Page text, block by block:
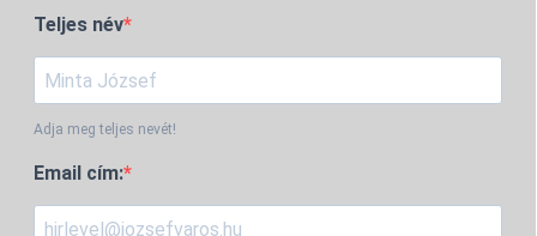
Teljes név
Adja meg teljes nevét!
Email cím: